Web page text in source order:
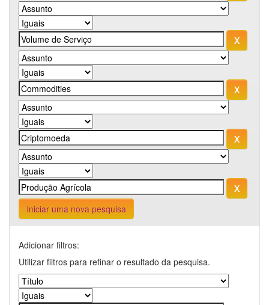
Iniciar uma nova pesquisa
Adicionar filtros:
Utilizar filtros para refinar o resultado da pesquisa.